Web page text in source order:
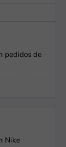
pedidos de
Nike